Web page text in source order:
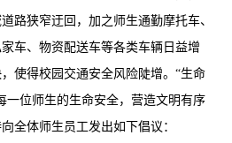
路狭窄迂回，加之师生通勤摩托车、
车、物资配送车等各类车辆日益增
使得校园交通安全风险陡增。“生命
一位师生的生命安全，营造文明有序
全体师生员工发出如下倡议：